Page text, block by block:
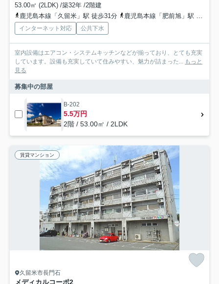
53.00㎡ (2LDK) /築32年 /2階建
鹿児島本線「久留米」駅 徒歩31分
鹿児島本線「肥前旭」駅 徒歩43分
インターネット対応 公共下水
室内設備はエアコン・システムキッチンなどが揃っており、とても充実
しています。設備も充実していて住みやすい、魅力が詰まった...
もっと
見る
募集中の部屋
B-202
5.5万円
2階 / 53.00㎡ / 2LDK
賃貸マンション
久留米市長門石
メディカルコーポ2